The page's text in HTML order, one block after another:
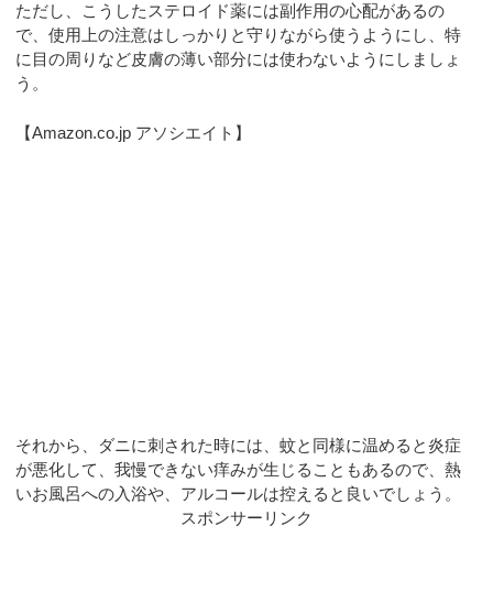
ただし、こうしたステロイド薬には副作用の心配があるの
で、使用上の注意はしっかりと守りながら使うようにし、特
に目の周りなど皮膚の薄い部分には使わないようにしましょ
う。
【Amazon.co.jp アソシエイト】
それから、ダニに刺された時には、蚊と同様に温めると炎症
が悪化して、我慢できない痒みが生じることもあるので、熱
いお風呂への入浴や、アルコールは控えると良いでしょう。
スポンサーリンク